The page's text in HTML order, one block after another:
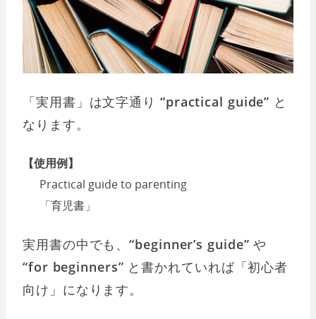
「実用書」は文字通り “practical guide” と
なります。
【使用例】
Practical guide to parenting
「育児書」
実用書の中でも、“beginner’s guide” や
“for beginners” と書かれていれば「初心者
向け」になります。